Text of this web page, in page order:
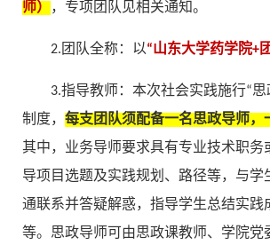
师）
，专项团队见相关通知。
2.团队全称：以“山东大学药学院+
3.指导教师：本次社会实践施行“
制度， 每支团队须配备一名思政导师，
其中，业务导师要求具有专业技术职务
导项目选题及实践规划、路径等，与学
通联系并答疑解惑，指导学生总结实践
等。思政导师可由思政课教师、学院党